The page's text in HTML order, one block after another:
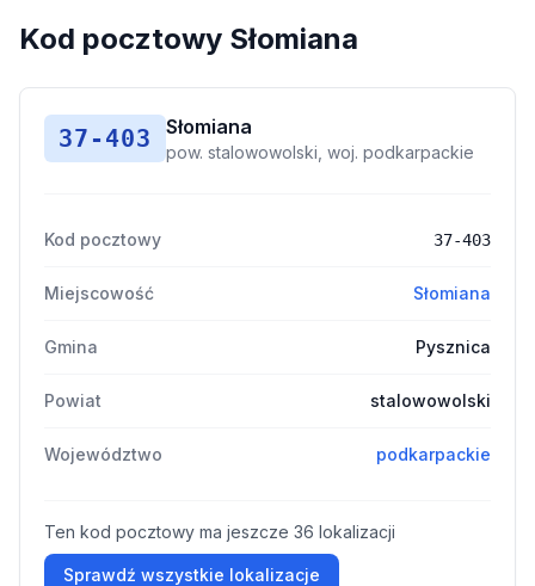
Kod pocztowy Słomiana
37-403 Słomiana
pow. stalowowolski, woj. podkarpackie
Kod pocztowy 37-403
Miejscowość Słomiana
Gmina Pysznica
Powiat stalowowolski
Województwo podkarpackie
Ten kod pocztowy ma jeszcze 36 lokalizacji
Sprawdź wszystkie lokalizacje